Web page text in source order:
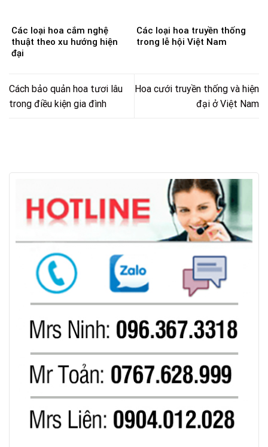
Các loại hoa cắm nghệ
thuật theo xu hướng hiện
đại
Các loại hoa truyền thống
trong lễ hội Việt Nam
Cách bảo quản hoa tươi lâu
trong điều kiện gia đình
Hoa cưới truyền thống và hiện
đại ở Việt Nam